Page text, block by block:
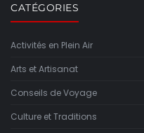
CATÉGORIES
Activités en Plein Air
Arts et Artisanat
Conseils de Voyage
Culture et Traditions